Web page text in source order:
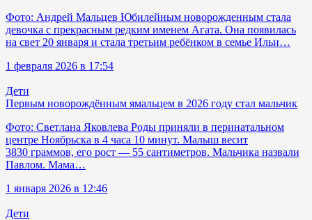
Фото: Андрей Мальцев Юбилейным новорожденным стала
девочка с прекрасным редким именем Агата. Она появилась
на свет 20 января и стала третьим ребёнком в семье Ильи…
1 февраля 2026 в 17:54
Дети
Первым новорождённым ямальцем в 2026 году стал мальчик
Фото: Светлана Яковлева Роды приняли в перинатальном
центре Ноябрьска в 4 часа 10 минут. Малыш весит
3830 граммов, его рост — 55 сантиметров. Мальчика назвали
Павлом. Мама…
1 января 2026 в 12:46
Дети